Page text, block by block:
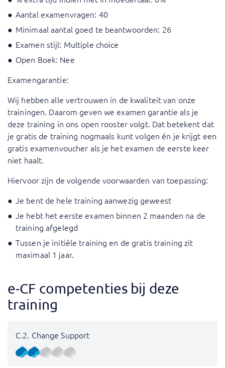
Aantal examenvragen: 40
Minimaal aantal goed te beantwoorden: 26
Examen stijl: Multiple choice
Open Boek: Nee
Examengarantie:
Wij hebben alle vertrouwen in de kwaliteit van onze
trainingen. Daarom geven we examen garantie als je
deze training in ons open rooster volgt. Dat betekent dat
je gratis de training nogmaals kunt volgen én je krijgt een
gratis examenvoucher als je het examen de eerste keer
niet haalt.
Hiervoor zijn de volgende voorwaarden van toepassing:
Je bent de hele training aanwezig geweest
Je hebt het eerste examen binnen 2 maanden na de
training afgelegd
Tussen je initiële training en de gratis training zit
maximaal 1 jaar.
e-CF competenties bij deze
training
C.2. Change Support